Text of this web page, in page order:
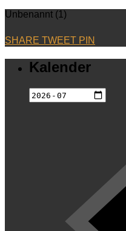
Unbenannt (1)
SHARE TWEET PIN
Kalender